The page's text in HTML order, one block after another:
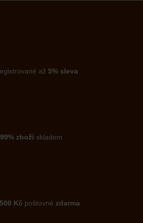
až 5% sleva
99% zbožískladem
Kč poštovné zdarma